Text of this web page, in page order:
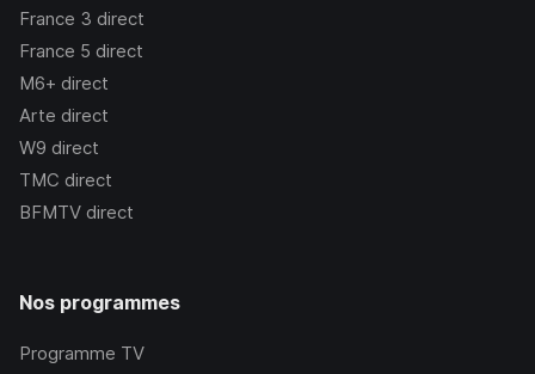
France 3 direct
France 5 direct
M6+ direct
Arte direct
W9 direct
TMC direct
BFMTV direct
Nos programmes
Programme TV